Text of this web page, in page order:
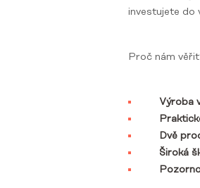
investujete do
Proč nám
Výroba
Dvě
Široká